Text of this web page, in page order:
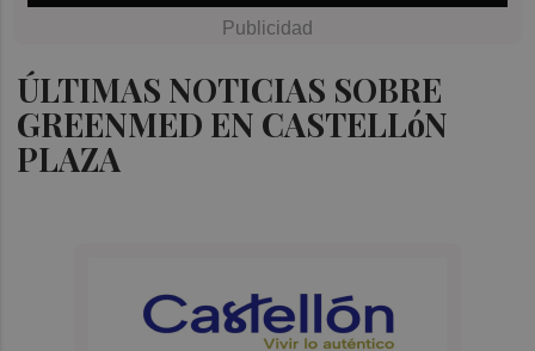
ÚLTIMAS NOTICIAS SOBRE
GREENMED EN CASTELLóN
PLAZA